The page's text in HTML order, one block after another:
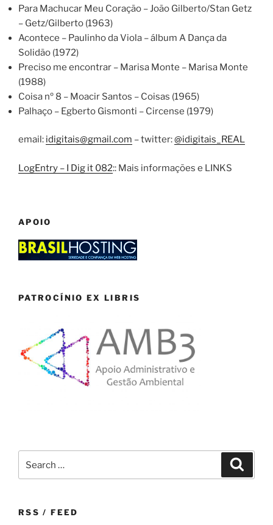
Para Machucar Meu Coração – João Gilberto/Stan Getz
– Getz/Gilberto (1963)
Acontece – Paulinho da Viola – álbum A Dança da
Solidão (1972)
Preciso me encontrar – Marisa Monte – Marisa Monte
(1988)
Coisa nº 8 – Moacir Santos – Coisas (1965)
Palhaço – Egberto Gismonti – Circense (1979)
email: idigitais@gmail.com – twitter:@idigitais_REAL
LogEntry – I Dig it 082:: Mais informações e LINKS
APOIO
PATROCÍNIO EX LIBRIS
for:
RSS / FEED